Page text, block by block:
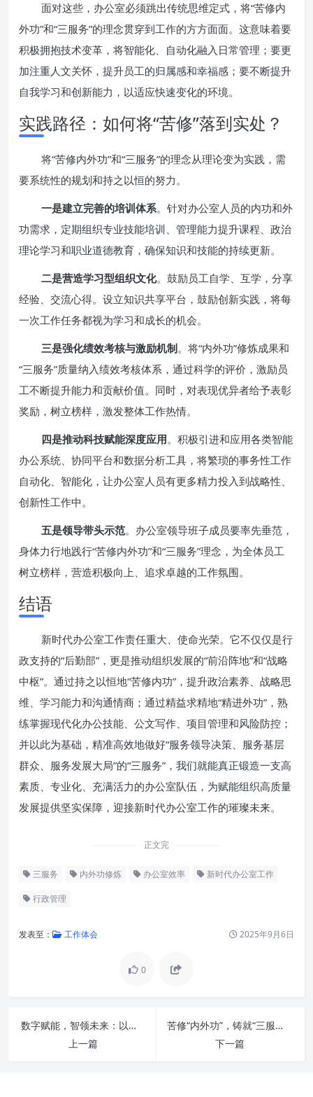
面对这些，办公室必须跳出传统思维定式，将“苦修内
外功”和“三服务”的理念贯穿到工作的方方面面。这意味着要
积极拥抱技术变革，将智能化、自动化融入日常管理；要更
加注重人文关怀，提升员工的归属感和幸福感；要不断提升
自我学习和创新能力，以适应快速变化的环境。
实践路径：如何将“苦修”落到实处？
将“苦修内外功”和“三服务”的理念从理论变为实践，需
要系统性的规划和持之以恒的努力。
一是建立完善的培训体系。针对办公室人员的内功和外
功需求，定期组织专业技能培训、管理能力提升课程、政治
理论学习和职业道德教育，确保知识和技能的持续更新。
二是营造学习型组织文化。鼓励员工自学、互学，分享
经验、交流心得。设立知识共享平台，鼓励创新实践，将每
一次工作任务都视为学习和成长的机会。
三是强化绩效考核与激励机制。将“内外功”修炼成果和
“三服务”质量纳入绩效考核体系，通过科学的评价，激励员
工不断提升能力和贡献价值。同时，对表现优异者给予表彰
奖励，树立榜样，激发整体工作热情。
四是推动科技赋能深度应用。积极引进和应用各类智能
办公系统、协同平台和数据分析工具，将繁琐的事务性工作
自动化、智能化，让办公室人员有更多精力投入到战略性、
创新性工作中。
五是领导带头示范。办公室领导班子成员要率先垂范，
身体力行地践行“苦修内外功”和“三服务”理念，为全体员工
树立榜样，营造积极向上、追求卓越的工作氛围。
结语
新时代办公室工作责任重大、使命光荣。它不仅仅是行
政支持的“后勤部”，更是推动组织发展的“前沿阵地”和“战略
中枢”。通过持之以恒地“苦修内功”，提升政治素养、战略思
维、学习能力和沟通情商；通过精益求精地“精进外功”，熟
练掌握现代化办公技能、公文写作、项目管理和风险防控；
并以此为基础，精准高效地做好“服务领导决策、服务基层
群众、服务发展大局”的“三服务”，我们就能真正锻造一支高
素质、专业化、充满活力的办公室队伍，为赋能组织高质量
发展提供坚实保障，迎接新时代办公室工作的璀璨未来。
正文完
三服务 内外功修炼 办公室效率 新时代办公室工作
行政管理
发表至： 工作体会 2025年9月6日
0
数字赋能，智领未来：以信息化驱动办公厅主动作为，服务大局现代化
上一篇
苦修“内外功”，铸就“三服务”铁军：新时代办公室工作提质增效的深层密码
下一篇
内外兼修，锻造办公室核心竞争